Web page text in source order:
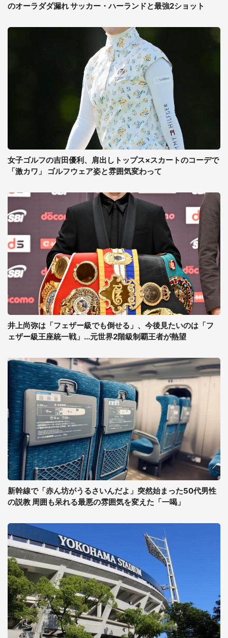
のオーラダダ漏れ サッカー・ハーランドと最強2ショット
女子ゴルフの吉田優利、肩出しトップス×スカートのコーデで
「激カワ」 ゴルフウェア姿と雰囲気変わって
井上尚弥は「フェザー級でも倒せる」、今後見たいのは「フ
ェザー級王座統一戦」...元世界2階級制覇王者が熱望
新幹線で「赤ん坊がうるさいんだよ」突然始まった50代男性
の説教 周囲も呆れる最悪の雰囲気を変えた「一喝」